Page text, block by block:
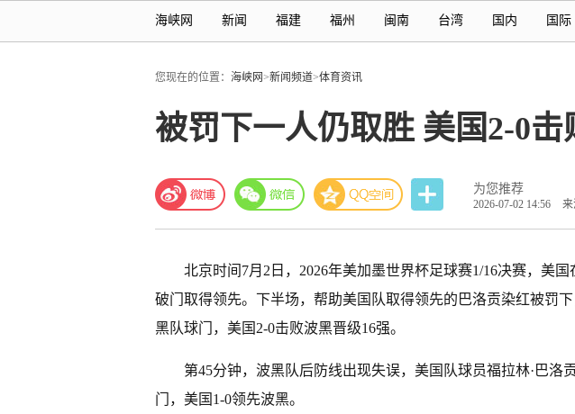
海峡网 新闻 福建 福州 闽南 台湾 国内 国际
您现在的位置： 海峡网>新闻频道>体育资讯
被罚下一人仍取胜 美国2-0击
为您推荐
2026-07-02 14:56 来
北京时间7月2日，2026年美加墨世界杯足球赛1/16决赛，美
破门取得领先。下半场，帮助美国队取得领先的巴洛贡染红被罚
黑队球门，美国2-0击败波黑晋级16强。
第45分钟，波黑队后防线出现失误，美国队球员福拉林·巴洛
门，美国1-0领先波黑。